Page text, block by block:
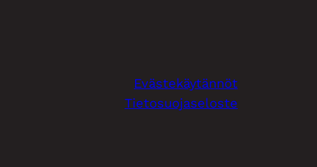
Evästekäytännöt
Tietosuojaseloste